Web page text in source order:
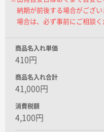
納期が前後する場合がござ
場合は、必ず事前にご相談く
商品名入れ単価
410円
商品名入れ合計
41,000円
消費税額
4,100円